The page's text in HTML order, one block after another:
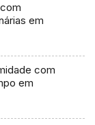
em
com
em